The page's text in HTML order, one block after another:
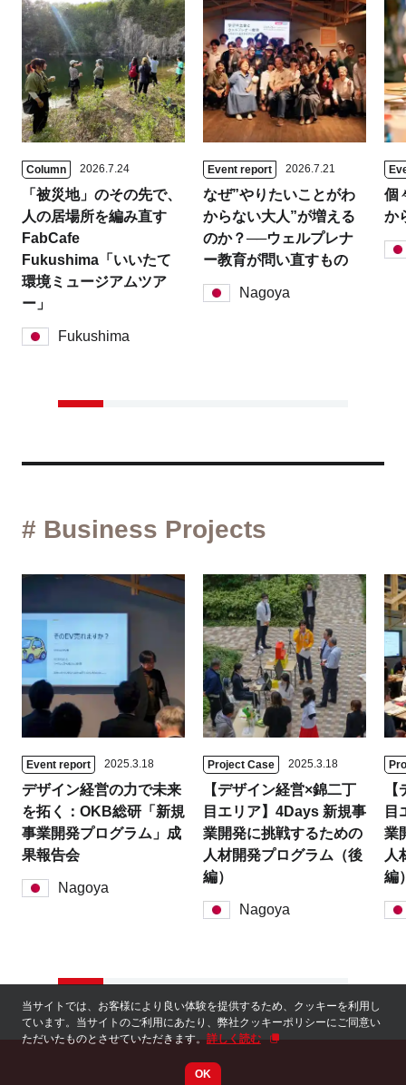
当サイトでは、お客様により良い体験を提供するため、クッキーを利用し
ています。当サイトのご利用にあたり、弊社クッキーポリシーにご同意い
ただいたものとさせていただきます。詳しく読む
OK
Column 2026.7.24
「被災地」のその先で、
人の居場所を編み直す
FabCafe
Fukushima「いいたて
環境ミュージアムツア
ー」
Fukushima
Event report 2026.7.21
なぜ”やりたいことがわ
からない大人”が増える
のか？──ウェルプレナ
ー教育が問い直すもの
Nagoya
個
か
# Business Projects
Event report 2025.3.18
デザイン経営の力で未来
を拓く：OKB総研「新規
事業開発プログラム」成
果報告会
Nagoya
Project Case 2025.3.18
【デザイン経営×錦二丁
目エリア】4Days 新規事
業開発に挑戦するための
人材開発プログラム（後
編）
Nagoya
目
業
人
編